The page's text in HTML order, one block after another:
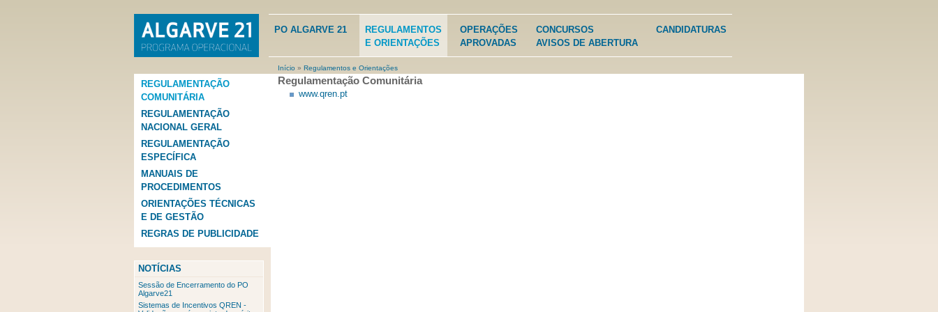
Jump to navigation
PO ALGARVE 21
REGULAMENTOS
E ORIENTAÇÕES
OPERAÇÕES
APROVADAS
CONCURSOS
AVISOS DE ABERTURA
CANDIDATURAS
Está aqui
Início » Regulamentos e Orientações
Regulamentação Comunitária
www.qren.pt
REGULAMENTAÇÃO
COMUNITÁRIA
REGULAMENTAÇÃO
NACIONAL GERAL
REGULAMENTAÇÃO
ESPECÍFICA
MANUAIS DE
PROCEDIMENTOS
ORIENTAÇÕES TÉCNICAS
E DE GESTÃO
REGRAS DE PUBLICIDADE
NOTÍCIAS
Sessão de Encerramento do PO
Algarve21
Sistemas de Incentivos QREN -